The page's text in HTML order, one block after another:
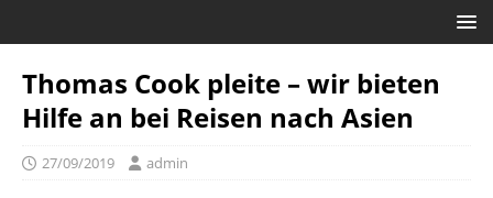
Thomas Cook pleite – wir bieten
Hilfe an bei Reisen nach Asien
27/09/2019 admin